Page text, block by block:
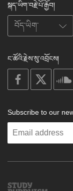
སྐད་ཡིག་བརྗེ་པོ་རྒྱོབ།
ང་ཚོའི་རྗེས་སུ་འབྲོངས།
on
facebook
Subscribe to our
Enter
Study